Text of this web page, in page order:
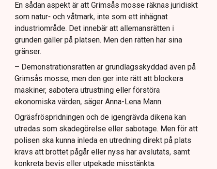
En sådan aspekt är att Grimsås mosse räknas juridiskt
som natur- och våtmark, inte som ett inhägnat
industriområde. Det innebär att allemansrätten i
grunden gäller på platsen. Men den rätten har sina
gränser.
– Demonstrationsrätten är grundlagsskyddad även på
Grimsås mosse, men den ger inte rätt att blockera
maskiner, sabotera utrustning eller förstöra
ekonomiska värden, säger Anna-Lena Mann.
Ogräsfröspridningen och de igengrävda dikena kan
utredas som skadegörelse eller sabotage. Men för att
polisen ska kunna inleda en utredning direkt på plats
krävs att brottet pågår eller nyss har avslutats, samt
konkreta bevis eller utpekade misstänkta.